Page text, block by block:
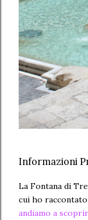
Informazioni
La Fontana di
cui ho
andiamo a